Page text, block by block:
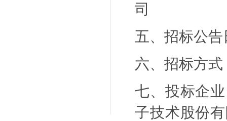
司
五、招标公告
六、招标方
七、投标企
子技术股份